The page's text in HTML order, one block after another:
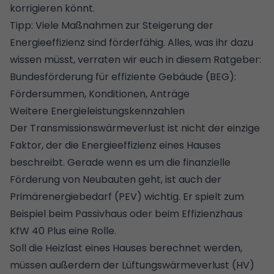
korrigieren könnt.
Tipp: Viele Maßnahmen zur Steigerung der
Energieeffizienz sind förderfähig. Alles, was ihr dazu
wissen müsst, verraten wir euch in diesem Ratgeber:
Bundesförderung für effiziente Gebäude (BEG):
Fördersummen, Konditionen, Anträge
Weitere Energieleistungskennzahlen
Der Transmissionswärmeverlust ist nicht der einzige
Faktor, der die Energieeffizienz eines Hauses
beschreibt. Gerade wenn es um die finanzielle
Förderung von Neubauten geht, ist auch der
Primärenergiebedarf (PEV) wichtig. Er spielt zum
Beispiel beim Passivhaus oder beim Effizienzhaus
KfW 40 Plus eine Rolle.
Soll die Heizlast eines Hauses berechnet werden,
müssen außerdem der Lüftungswärmeverlust (HV)